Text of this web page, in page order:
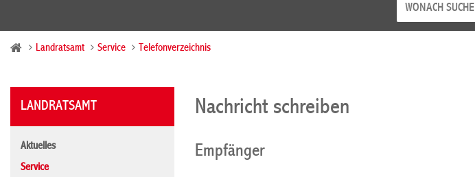
Landratsamt Service Telefonverzeichnis
LANDRATSAMT
Aktuelles
Service
Nachricht schreiben
Empfänger